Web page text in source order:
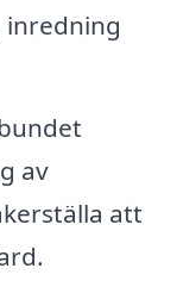
av
att